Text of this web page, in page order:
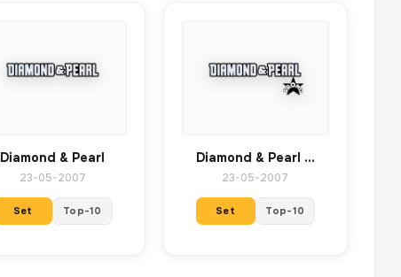
Diamond & Pearl
23-05-2007
Set Top-10
Diamond & Pearl Promos
23-05-2007
Set Top-10